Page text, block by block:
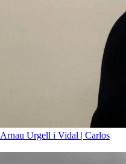
Arnau Urgell i Vidal | Carlos